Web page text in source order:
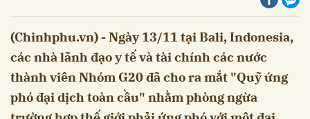
(Chinhphu.vn) - Ngày 13/11 tại Bali, Indonesia,
các nhà lãnh đạo y tế và tài chính các nước
thành viên Nhóm G20 đã cho ra mắt "Quỹ ứng
phó đại dịch toàn cầu" nhằm phòng ngừa